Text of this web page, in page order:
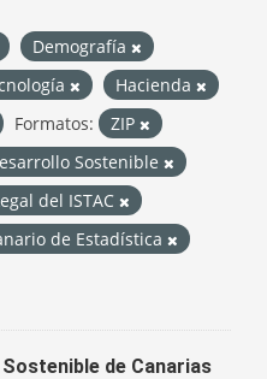
Demografía
Hacienda
Formatos:
ZIP
Sostenible
del ISTAC
de Estadística
de Canarias